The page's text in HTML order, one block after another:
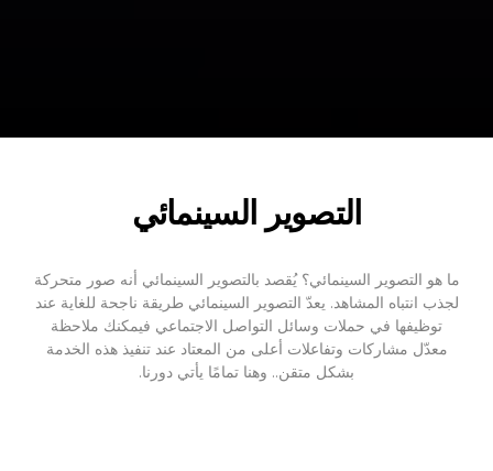
التصوير السينمائي
هو التصوير السينمائي؟ يُقصد بالتصوير السينمائي أنه صور متحركة
انتباه المشاهد. يعدّ التصوير السينمائي طريقة ناجحة للغاية عند
توظيفها في حملات وسائل التواصل الاجتماعي فيمكنك ملاحظة
معدّل مشاركات وتفاعلات أعلى من المعتاد عند تنفيذ هذه الخدمة
بشكل متقن.. وهنا تمامًا يأتي دورنا.